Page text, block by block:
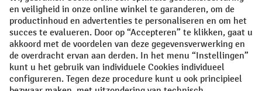
Algemene verkoopvoorwaarden Copyright
Privacyverklaring Privacy-instellingen
All prices excl. VAT plusshipping costs and possible delivery charges,
if not stated otherwise.
¹ De korting is geldig tot en met de vermelde datum. Combinatie met